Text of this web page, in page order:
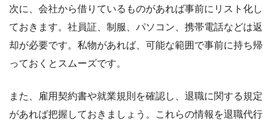
次に、会社から借りているものがあれば事前にリスト化し
ておきます。社員証、制服、パソコン、携帯電話などは返
却が必要です。私物があれば、可能な範囲で事前に持ち帰
っておくとスムーズです。
また、雇用契約書や就業規則を確認し、退職に関する規定
があれば把握しておきましょう。これらの情報を退職代行